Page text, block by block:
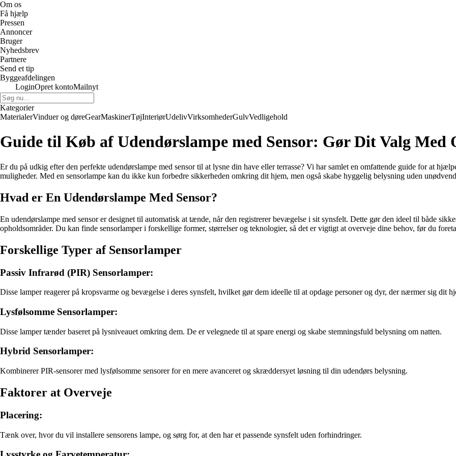
Om os
Få hjælp
Pressen
Annoncer
Bruger
Nyhedsbrev
Partnere
Send et tip
Byggeafdelingen
LoginOpret kontoMailnyt
Kategorier
MaterialerVinduer og døreGearMaskinerTøjInteriørUdelivVirksomhederGulvVedligehold
Guide til Køb af Udendørslampe med Sensor: Gør Dit Valg Med
Er du på udkig efter den perfekte udendørslampe med sensor til at lysne din have eller terrasse? Vi har samlet en omfattende guide for at
muligheder. Med en sensorlampe kan du ikke kun forbedre sikkerheden omkring dit hjem, men også skabe hyggelig belysning uden
Hvad er En Udendørslampe Med Sensor?
En udendørslampe med sensor er designet til automatisk at tænde, når den registrerer bevægelse i sit synsfelt. Dette gør den ideel til både
opholdsområder. Du kan finde sensorlamper i forskellige former, størrelser og teknologier, så det er vigtigt at overveje dine behov, før du
Forskellige Typer af Sensorlamper
Passiv Infrarød (PIR) Sensorlamper:
Disse lamper reagerer på kropsvarme og bevægelse i deres synsfelt, hvilket gør dem ideelle til at opdage personer og dyr, der nærmer sig dit
Lysfølsomme Sensorlamper:
Disse lamper tænder baseret på lysniveauet omkring dem. De er velegnede til at spare energi og skabe stemningsfuld belysning om natten.
Hybrid Sensorlamper:
Kombinerer PIR-sensorer med lysfølsomme sensorer for en mere avanceret og skræddersyet løsning til din udendørs belysning.
Faktorer at Overveje
Placering:
Tænk over, hvor du vil installere sensorens lampe, og sørg for, at den har et passende synsfelt uden forhindringer.